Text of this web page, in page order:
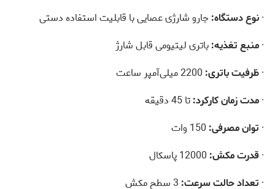
·نوع دستگاه: جارو شارژی عصایی با قابلیت استفاده دستی
·منبع تغذیه:باتری لیتیومی قابل شارژ
·ظرفیت باتری:
·مدت زمان کارکرد:تا 45 دقیقه
· توان مصرفی:
·قدرت مکش:
· تعداد حالت سرعت: